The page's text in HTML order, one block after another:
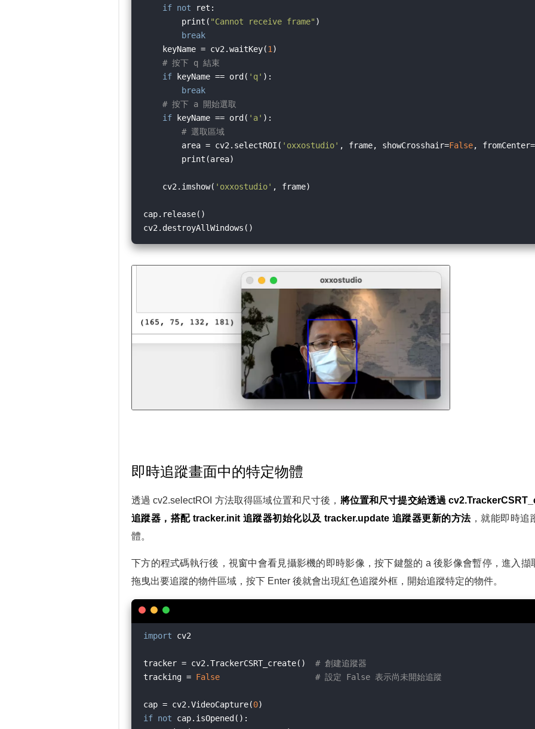
if not ret:
        print(
"Cannot receive frame" )
break
    keyName = cv2.waitKey(
1)
# 按下 q 結束
if keyName == ord( 'q' ):
break
# 按下 a 開始選取
if keyName == ord( 'a' ):
# 選取區域
        area = cv2.selectROI(
'oxxostudio' , frame, showCrosshair=False, fromCenter=
        print(area)
    cv2.imshow(
'oxxostudio' , frame)
cap.release()
即時追蹤畫面中的特定物體
透過 cv2.selectROI 方法取得區域位置和尺寸後， 將位置和尺寸提交給透過
追蹤器，搭配 tracker.init 追蹤器初始化以及 tracker.update 追蹤器更新的方法，就能即時追
體。
下方的程式碼執行後，視窗中會看見攝影機的即時影像，按下鍵盤的 a 後影像會暫停，進入擷
拖曳出要追蹤的物件區域，按下 Enter 後就會出現紅色追蹤外框，開始追蹤特定的物件。
import cv2
tracker = cv2.TrackerCSRT_create() # 創建追蹤器
tracking = False # 設定 False 表示尚未開始追蹤
cap = cv2.VideoCapture(0
if not cap.isOpened():